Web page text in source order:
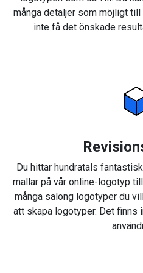
många detaljer som möjligt
inte få det önskade
Du hittar hundratals
mallar på vår online-logotyp
många salong logotyper du
att skapa logotyper. Det finns